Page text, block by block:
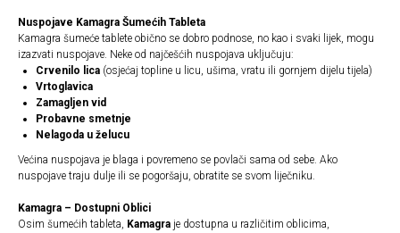
Nuspojave Kamagra Šumećih Tableta
Kamagra šumeće tablete obično se dobro podnose, no kao i svaki lijek, mogu
izazvati nuspojave. Neke od najčešćih nuspojava uključuju:
Crvenilo lica (osjećaj topline u licu, ušima, vratu ili gornjem dijelu tijela)
Vrtoglavica
Zamagljen vid
Probavne smetnje
Nelagoda u želucu
Većina nuspojava je blaga i povremeno se povlači sama od sebe. Ako
nuspojave traju dulje ili se pogoršaju, obratite se svom liječniku.
Kamagra – Dostupni Oblici
Osim šumećih tableta, Kamagra je dostupna u različitim oblicima,